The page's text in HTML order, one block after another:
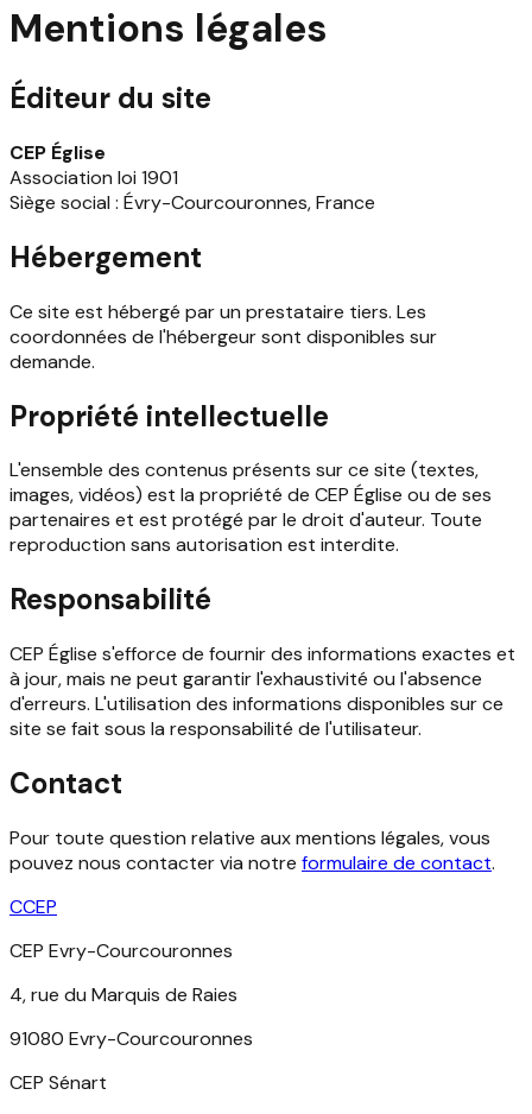
Mentions légales
Éditeur du site
CEP Église
Association loi 1901
Siège social : Évry-Courcouronnes, France
Hébergement
Ce site est hébergé par un prestataire tiers. Les
coordonnées de l'hébergeur sont disponibles sur
demande.
Propriété intellectuelle
L'ensemble des contenus présents sur ce site (textes,
images, vidéos) est la propriété de CEP Église ou de ses
partenaires et est protégé par le droit d'auteur. Toute
reproduction sans autorisation est interdite.
Responsabilité
CEP Église s'efforce de fournir des informations exactes et
à jour, mais ne peut garantir l'exhaustivité ou l'absence
d'erreurs. L'utilisation des informations disponibles sur ce
site se fait sous la responsabilité de l'utilisateur.
Contact
Pour toute question relative aux mentions légales, vous
pouvez nous contacter via notre formulaire de contact.
CCEP
CEP Evry-Courcouronnes
4, rue du Marquis de Raies
91080 Evry-Courcouronnes
CEP Sénart